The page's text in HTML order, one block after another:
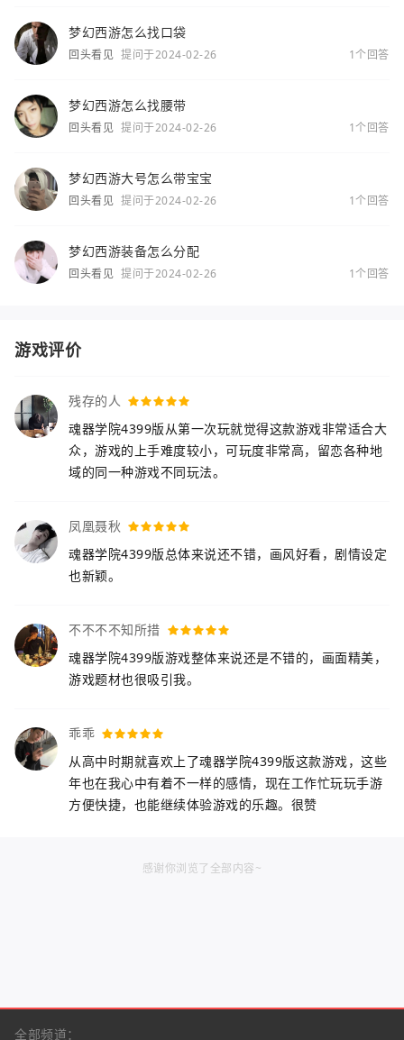
梦幻西游怎么找口袋
回头看见 提问于2024-02-26 1个回答
梦幻西游怎么找腰带
回头看见 提问于2024-02-26 1个回答
梦幻西游大号怎么带宝宝
回头看见 提问于2024-02-26 1个回答
梦幻西游装备怎么分配
回头看见 提问于2024-02-26 1个回答
游戏评价
残存的人
魂器学院4399版从第一次玩就觉得这款游戏非常适合大
众，游戏的上手难度较小，可玩度非常高，留恋各种地
域的同一种游戏不同玩法。
凤凰聂秋
魂器学院4399版总体来说还不错，画风好看，剧情设定
也新颖。
不不不不知所措
魂器学院4399版游戏整体来说还是不错的，画面精美，
游戏题材也很吸引我。
乖乖
从高中时期就喜欢上了魂器学院4399版这款游戏，这些
年也在我心中有着不一样的感情，现在工作忙玩玩手游
方便快捷，也能继续体验游戏的乐趣。很赞
感谢你浏览了全部内容~
全部频道：